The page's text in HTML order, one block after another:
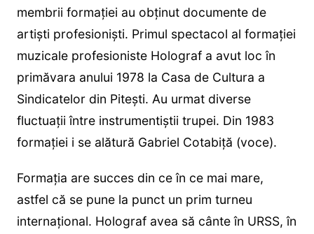
membrii formației au obținut documente de
artiști profesioniști. Primul spectacol al formației
muzicale profesioniste Holograf a avut loc în
primăvara anului 1978 la Casa de Cultura a
Sindicatelor din Pitești. Au urmat diverse
fluctuații între instrumentiștii trupei. Din 1983
formației i se alătură Gabriel Cotabiță (voce).
Formația are succes din ce în ce mai mare,
astfel că se pune la punct un prim turneu
internațional. Holograf avea să cânte în URSS, în